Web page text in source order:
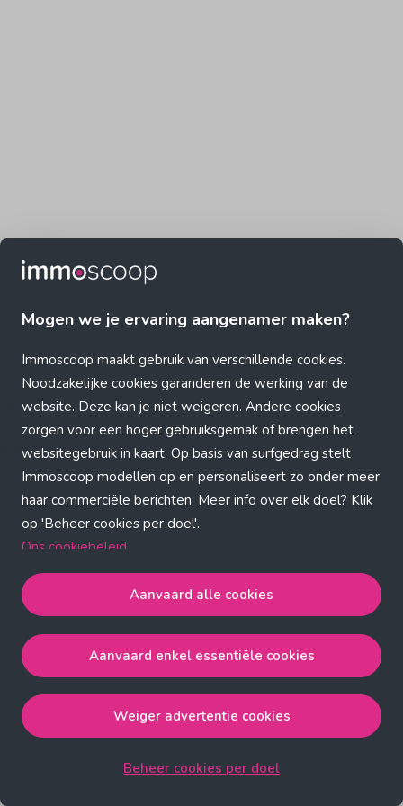
Mogen we je ervaring aangenamer maken?
Immoscoop maakt gebruik van verschillende cookies.
Noodzakelijke cookies garanderen de werking van de
website. Deze kan je niet weigeren. Andere cookies
zorgen voor een hoger gebruiksgemak of brengen het
websitegebruik in kaart. Op basis van surfgedrag stelt
Immoscoop modellen op en personaliseert zo onder meer
haar commerciële berichten. Meer info over elk doel? Klik
op 'Beheer cookies per doel'.
Ons cookiebeleid
Aanvaard alle cookiesgaat akkoord met de strict
noodzakelijke, analytische, functionele en advertentie
cookies.
de strict noodzakelijke cookies.
Weiger advertentie cookiesgaat akkoord met de strict
Aanvaard alle cookies
Aanvaard enkel essentiële cookies
Weiger advertentie cookies
Beheer cookies per doel
Application error: a client-side exception has occurred (see the
browser console for more information)